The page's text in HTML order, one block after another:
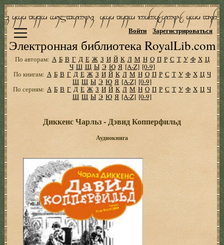
Электронная библиотека RoyalLib.com
Войти Зарегистрироваться
По авторам: А Б В Г Д Е Ж З И Й К Л М Н О П Р С Т У Ф Х Ц
Ч Ш Щ Ы Э Ю Я [A-Z] [0-9]
По книгам: А Б В Г Д Е Ж З И Й К Л М Н О П Р С Т У Ф Х Ц Ч
Ш Щ Ы Э Ю Я [A-Z] [0-9]
По сериям: А Б В Г Д Е Ж З И Й К Л М Н О П Р С Т У Ф Х Ц Ч
Ш Щ Ы Э Ю Я [A-Z] [0-9]
Диккенс Чарльз - Дэвид Копперфильд
Аудиокнига